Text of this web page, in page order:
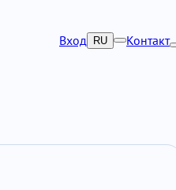
Вход RU Контакт